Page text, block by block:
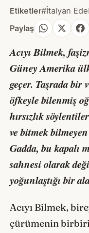
Etiketler#İtalyan
Paylaş
Acıyı Bilmek,
Güney Amerika
geçer. Taşrada bir
öfkeyle bilenmiş
hırsızlık
ve bitmek
Gadda, bu kapalı
sahnesi olarak
yoğunlaştığı bir
Acıyı Bilmek,
çürümenin